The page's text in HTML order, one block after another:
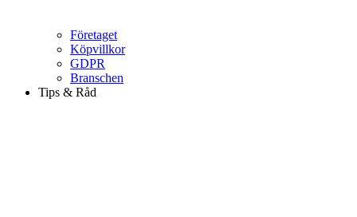
Företaget
Köpvillkor
GDPR
Branschen
Tips & Råd